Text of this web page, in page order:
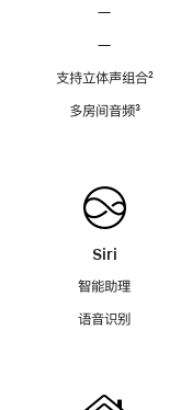
—
—
支持立体声组合脚
²
多房间音频脚
³
Siri
智能助理
语音识别